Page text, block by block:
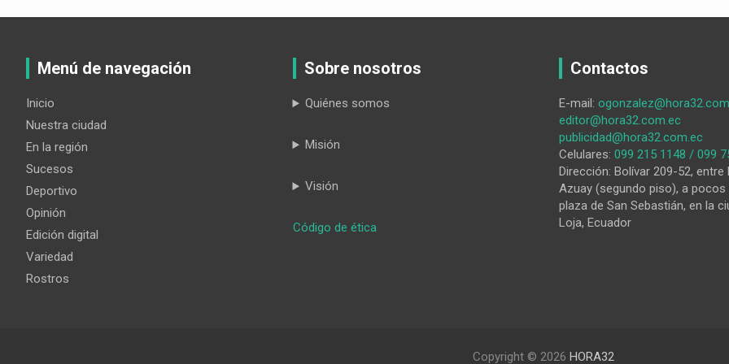
Menú de navegación
Inicio
Nuestra ciudad
En la región
Sucesos
Deportivo
Opinión
Edición digital
Variedad
Rostros
Sobre nosotros
Quiénes somos
Misión
Visión
Código de ética:
Contactos
E-mail:
editor@hora32.com.ec
publicidad@hora32.com.ec
Celulares: 099 215 1148 / 099
Dirección: Bolívar 209-52, entre
Azuay (segundo piso), a
plaza de San Sebastián, en la
Loja, Ecuador
Copyright © 2026 HORA32